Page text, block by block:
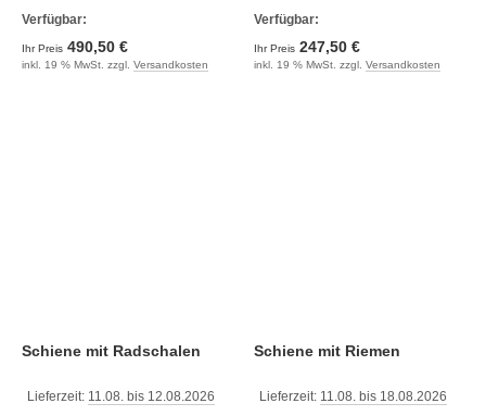
Verfügbar:
Ihr Preis 490,50 €
inkl. 19 % MwSt. zzgl. Versandkosten
Verfügbar:
Ihr Preis 247,50 €
inkl. 19 % MwSt. zzgl. Versandkosten
Schiene mit Radschalen
Lieferzeit: 11.08. bis 12.08.2026
Schiene mit Riemen
Lieferzeit: 11.08. bis 18.08.2026